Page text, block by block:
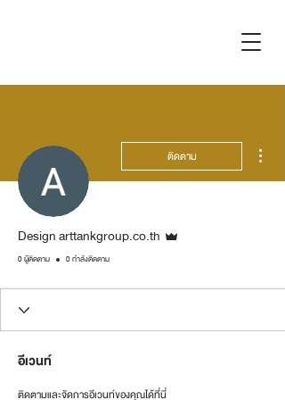
ติดตาม
Design arttankgroup.co.th
0 ผู้ติดตาม 0 กำลังติดตาม
อีเวนท์
ติดตามและจัดการอีเวนท์ของคุณได้ที่นี่